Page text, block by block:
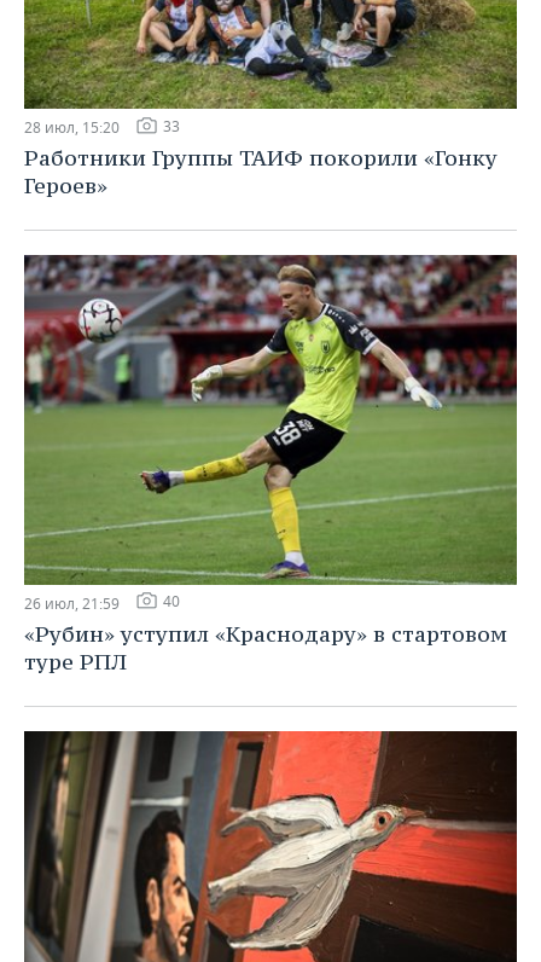
28 июл, 15:20 33
Работники Группы ТАИФ покорили «Гонку
Героев»
26 июл, 21:59 40
«Рубин» уступил «Краснодару» в стартовом
туре РПЛ